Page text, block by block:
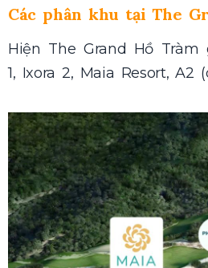
Các phân khu tại The
Hiện The Grand Hồ Tràm
1, Ixora 2, Maia Resort,